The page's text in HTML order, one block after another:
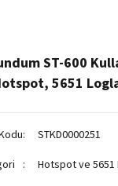
ST-600
5651
STKD0000251
Hotspot ve 5651